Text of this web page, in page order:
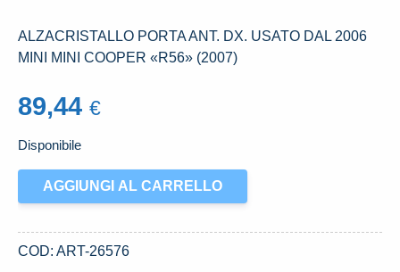
ALZACRISTALLO PORTA ANT. DX. USATO DAL 2006
MINI MINI COOPER «R56» (2007)
89,44 €
Disponibile
ALZACRISTALLO
PORTA
DX.
AGGIUNGI AL CARRELLO
COD: ART-26576